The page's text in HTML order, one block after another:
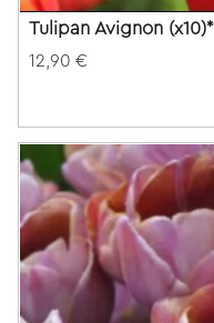
Tulipan Avignon (x10)*
12,90 €